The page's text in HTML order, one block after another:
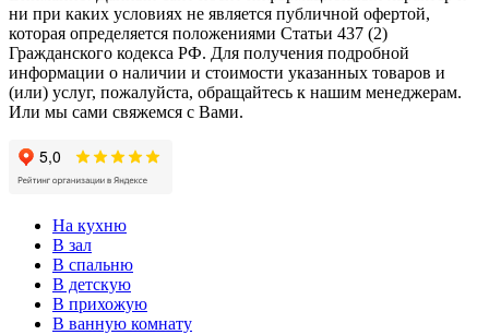
ни при каких условиях не является публичной офертой,
которая определяется положениями Статьи 437 (2)
Гражданского кодекса РФ. Для получения подробной
информации о наличии и стоимости указанных товаров и
(или) услуг, пожалуйста, обращайтесь к нашим менеджерам.
Или мы сами свяжемся с Вами.
На кухню
В зал
В спальню
В детскую
В прихожую
В ванную комнату